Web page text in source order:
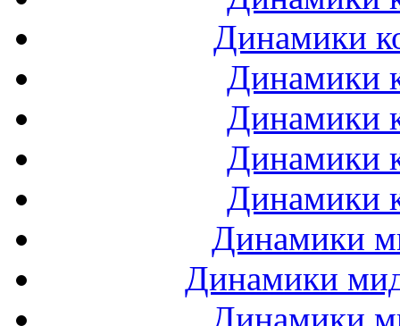
Динамики
Динамики
Динамики
Динамики
Динамики
Динамики
Динамики